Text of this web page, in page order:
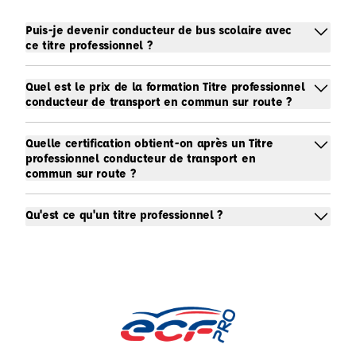
Puis-je devenir conducteur de bus scolaire avec
ce titre professionnel ?
Quel est le prix de la formation Titre professionnel
conducteur de transport en commun sur route ?
Quelle certification obtient-on après un Titre
professionnel conducteur de transport en
commun sur route ?
Qu'est ce qu'un titre professionnel ?